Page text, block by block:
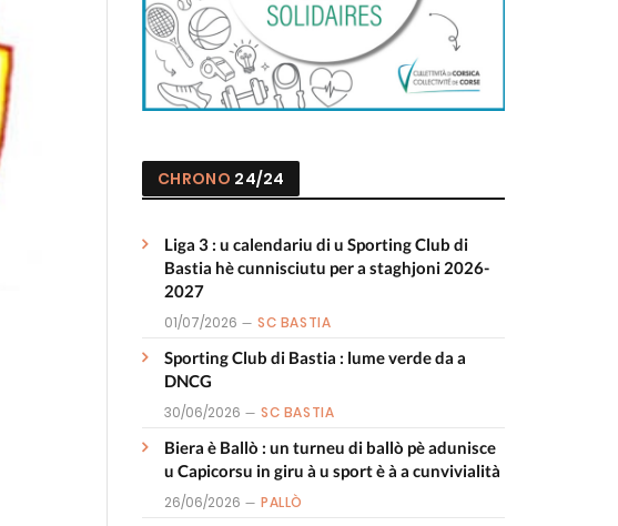
CHRONO 24/24
Liga 3 : u calendariu di u Sporting Club di
Bastia hè cunnisciutu per a staghjoni 2026-
2027
01/07/2026 SC BASTIA
Sporting Club di Bastia : lume verde da a
DNCG
30/06/2026 SC BASTIA
Biera è Ballò : un turneu di ballò pè adunisce
u Capicorsu in giru à u sport è à a cunvivialità
26/06/2026 PALLÒ